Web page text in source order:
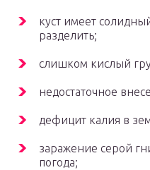
куст имеет
разделить;
слишком кислый
недостаточное
дефицит калия в
заражение серой
погода;